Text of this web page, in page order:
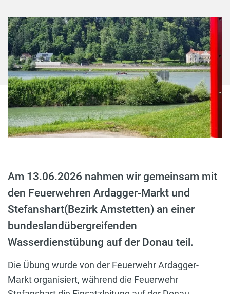
Am 13.06.2026 nahmen wir gemeinsam mit
den Feuerwehren Ardagger-Markt und
Stefanshart(Bezirk Amstetten) an einer
bundeslandübergreifenden
Wasserdienstübung auf der Donau teil.
Die Übung wurde von der Feuerwehr Ardagger-
Markt organisiert, während die Feuerwehr